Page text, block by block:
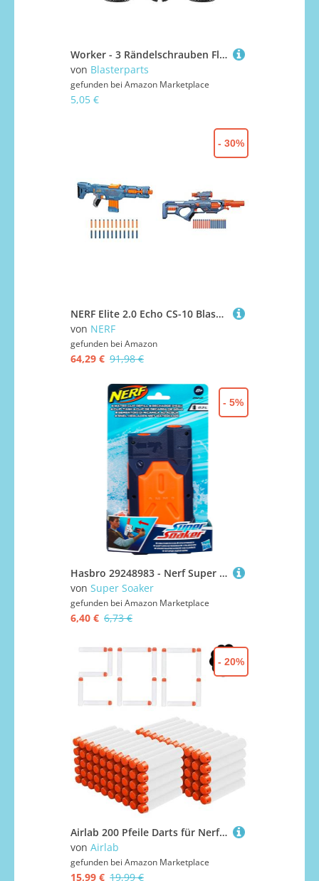
Worker - 3 Rändelschrauben Flügelschrauben Thumb Screws kompatibel für Nerf Rapidstrike - Dartblaster Modding - Blaster-Tuning & Zubehör
von Blasterparts
gefunden bei Amazon Marketplace
5,05 €
NERF Elite 2.0 Echo CS-10 Blaster – 24 NERF Darts, 10-Dart Clip-Magazin, 4 Tactical Rails & Elite 2.0 Eaglepoint RD-8 Blaster, 8-Dart Trommel, 16 Nerf Darts, Bolzen
von NERF
gefunden bei Amazon
64,29 € 91,98 €
- 30%
Hasbro 29248983 - Nerf Super Soaker Clip Tank
von Super Soaker
gefunden bei Amazon Marketplace
6,40 € 6,73 €
- 5%
Airlab 200 Pfeile Darts für Nerf Zubehör Leuchten im Dunkeln, Darts Bullets für N-Strike Elite Series, Weiß
von Airlab
gefunden bei Amazon Marketplace
15,99 € 19,99 €
- 20%